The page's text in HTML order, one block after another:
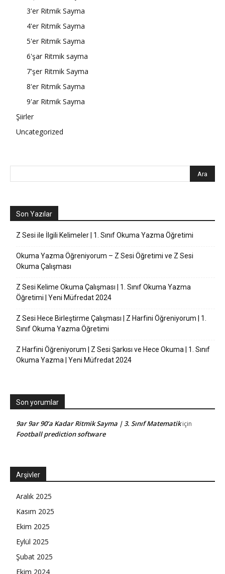
3'er Ritmik Sayma
4'er Ritmik Sayma
5'er Ritmik Sayma
6'şar Ritmik sayma
7'şer Ritmik Sayma
8'er Ritmik Sayma
9'ar Ritmik Sayma
Şiirler
Uncategorized
Son Yazılar
Z Sesi ile İlgili Kelimeler | 1. Sınıf Okuma Yazma Öğretimi
Okuma Yazma Öğreniyorum – Z Sesi Öğretimi ve Z Sesi
Okuma Çalışması
Z Sesi Kelime Okuma Çalışması | 1. Sınıf Okuma Yazma
Öğretimi | Yeni Müfredat 2024
Z Sesi Hece Birleştirme Çalışması | Z Harfini Öğreniyorum | 1.
Sınıf Okuma Yazma Öğretimi
Z Harfini Öğreniyorum | Z Sesi Şarkısı ve Hece Okuma | 1. Sınıf
Okuma Yazma | Yeni Müfredat 2024
Son yorumlar
9ar 9ar 90’a Kadar Ritmik Sayma | 3. Sınıf Matematikiçin
Football prediction software
Arşivler
Aralık 2025
Kasım 2025
Ekim 2025
Eylül 2025
Şubat 2025
Ekim 2024